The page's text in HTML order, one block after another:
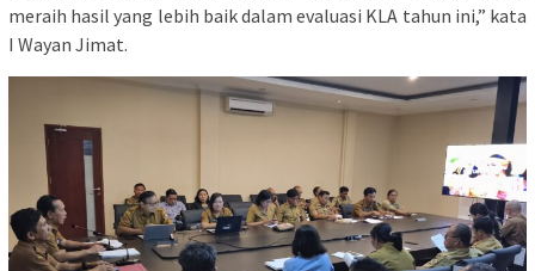
meraih hasil yang lebih baik dalam evaluasi KLA tahun ini,” kata
I Wayan Jimat.